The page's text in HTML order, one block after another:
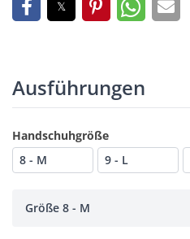
Ausführungen
Handschuhgröße
8 - M
9 - L
Größe 8 - M